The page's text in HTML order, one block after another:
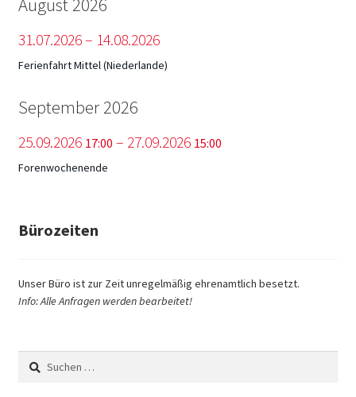
August 2026
31.07.2026– 14.08.2026
Ferienfahrt Mittel (Niederlande)
September 2026
25.09.2026 17:00 – 27.09.2026 15:00
Forenwochenende
Bürozeiten
Unser Büro ist zur Zeit unregelmäßig ehrenamtlich besetzt.
Info: Alle Anfragen werden bearbeitet!
Suchen
nach: